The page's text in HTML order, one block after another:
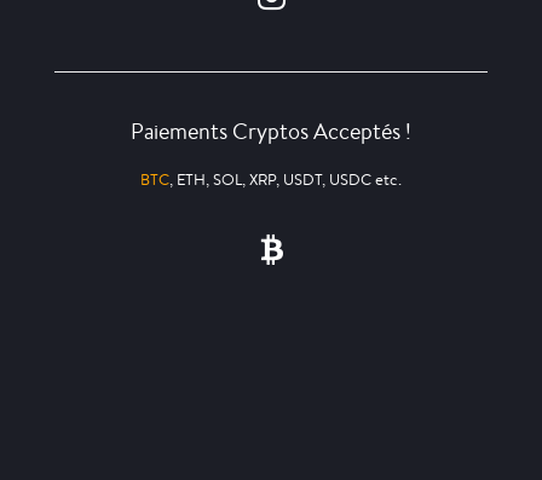
Paiements Cryptos Acceptés !
BTC, ETH, SOL, XRP, USDT, USDC etc.